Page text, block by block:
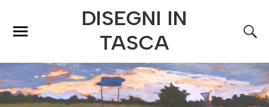
DISEGNI IN
TASCA